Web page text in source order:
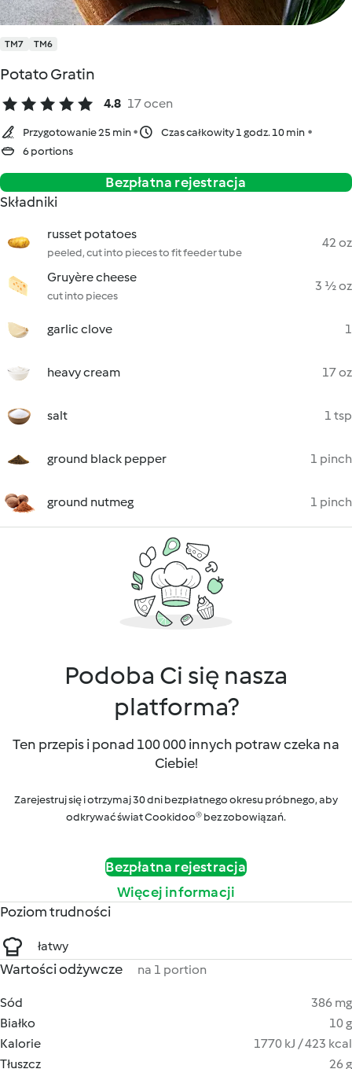
TM7 TM6
Potato Gratin
4.8 17 ocen
Przygotowanie 25 min
Czas całkowity 1 godz. 10 min
6 portions
Bezpłatna rejestracja
Składniki
russet potatoes
peeled, cut into pieces to fit feeder tube
42 oz
Gruyère cheese
cut into pieces
3 ½ oz
garlic clove 1
heavy cream 17 oz
salt 1 tsp
ground black pepper 1 pinch
ground nutmeg 1 pinch
Podoba Ci się nasza
platforma?
Ten przepis i ponad 100 000 innych potraw czeka na
Ciebie!
Zarejestruj się i otrzymaj 30 dni bezpłatnego okresu próbnego, aby
odkrywać świat Cookidoo® bez zobowiązań.
Bezpłatna rejestracja
Więcej informacji
Poziom trudności
łatwy
Wartości odżywcze na 1 portion
Sód
386 mg
Białko
10 g
Kalorie
1770 kJ / 423 kcal
Tłuszcz
26 g